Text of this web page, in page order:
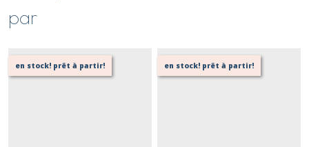
par
en stock! prêt à partir! en stock! prêt à partir!